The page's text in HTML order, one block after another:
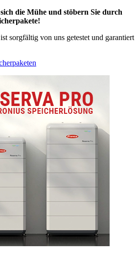
die Mühe und stöbern Sie durch
sorgfältig von uns getestet und garantiert